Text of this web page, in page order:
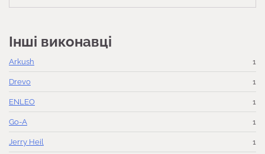
Інші виконавці
Arkush 1
Drevo 1
ENLEO 1
Go-A 1
Jerry Heil 1